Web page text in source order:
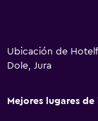
Instalaciones
Servicio de
Check-out exprés
Ubicación de
Dole, Jura
Mejores lugares de